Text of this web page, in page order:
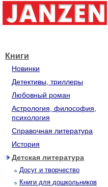
Книги
Новинки
Детективы, триллеры
Любовный роман
Астрология, философия,
психология
Справочная литература
История
Детская литература
Досуг и творчество
Книги для дошкольников